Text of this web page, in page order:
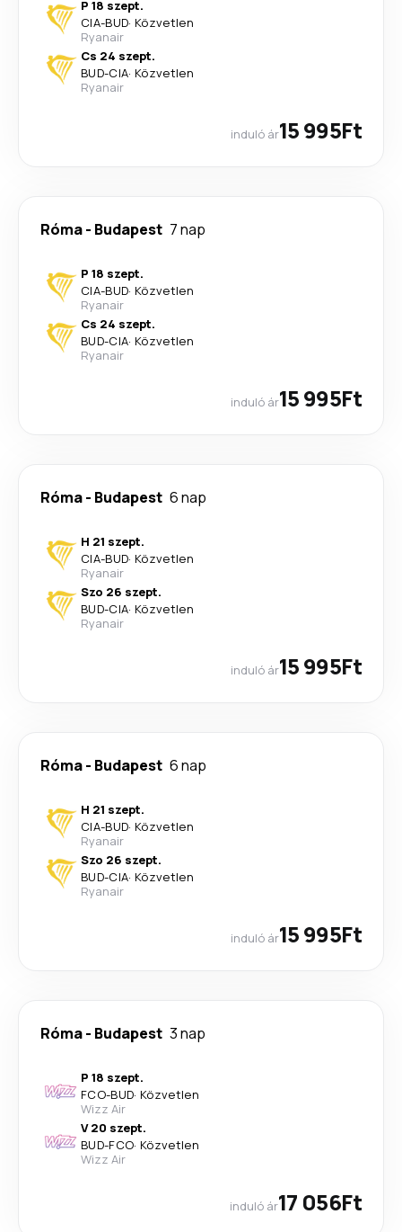
P 18 szept.
CIA-BUD· Közvetlen
Ryanair
Cs 24 szept.
BUD-CIA· Közvetlen
Ryanair
induló ár15 995Ft
Róma- Budapest 7 nap
P 18 szept.
CIA-BUD· Közvetlen
Ryanair
Cs 24 szept.
BUD-CIA· Közvetlen
Ryanair
induló ár15 995Ft
Róma- Budapest 6 nap
H 21 szept.
CIA-BUD· Közvetlen
Ryanair
Szo 26 szept.
BUD-CIA· Közvetlen
Ryanair
induló ár15 995Ft
Róma- Budapest 6 nap
H 21 szept.
CIA-BUD· Közvetlen
Ryanair
Szo 26 szept.
BUD-CIA· Közvetlen
Ryanair
induló ár15 995Ft
Róma- Budapest 3 nap
P 18 szept.
FCO-BUD· Közvetlen
Wizz Air
V 20 szept.
BUD-FCO· Közvetlen
Wizz Air
induló ár17 056Ft